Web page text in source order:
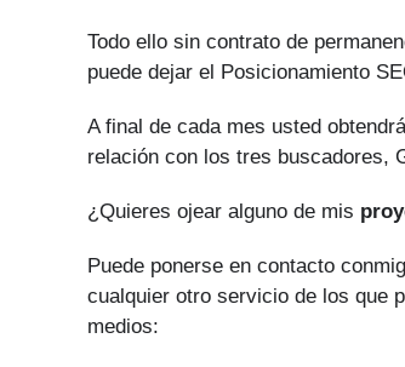
Todo ello sin contrato de
puede dejar el Posicionamiento
A final de cada mes usted
relación con los tres buscadores,
¿Quieres ojear alguno de mis
Puede ponerse en contacto
cualquier otro servicio de los que
medios: